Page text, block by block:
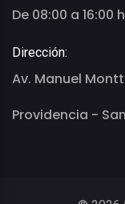
De 08:00 a 16:00
Dirección:
Av. Manuel
Providencia -